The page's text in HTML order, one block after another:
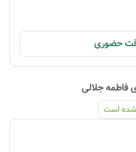
حضوری
فاطمه جلالی
شده ‌است